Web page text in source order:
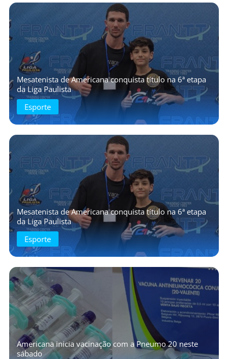
Mesatenista de Americana conquista título na 6ª etapa
da Liga Paulista
Esporte
Mesatenista de Americana conquista título na 6ª etapa
da Liga Paulista
Esporte
Americana inicia vacinação com a Pneumo 20 neste
sábado